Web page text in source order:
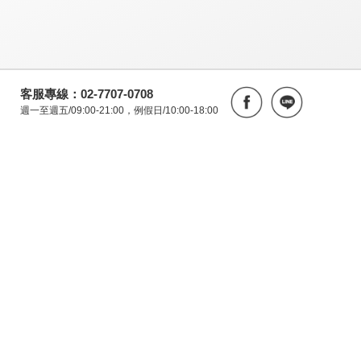
客服專線：02-7707-0708
週一至週五/09:00-21:00，例假日/10:00-18:00